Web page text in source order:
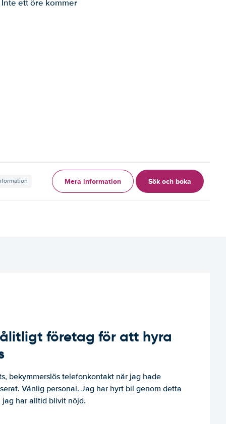
ett öre kommer
Mera information Sök och boka
företag för att hyra
bekymmerslös telefonkontakt när jag hade
Vänlig personal. Jag har hyrt bil genom detta
har alltid blivit nöjd.